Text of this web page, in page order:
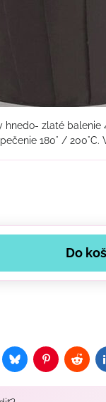
hnedo- zlaté balenie
180° / 200°C.
Do
BlueskyPinterestReddit